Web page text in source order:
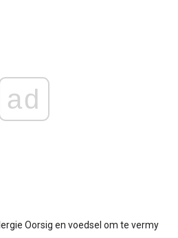
ad
Oorsig en voedsel om te vermy